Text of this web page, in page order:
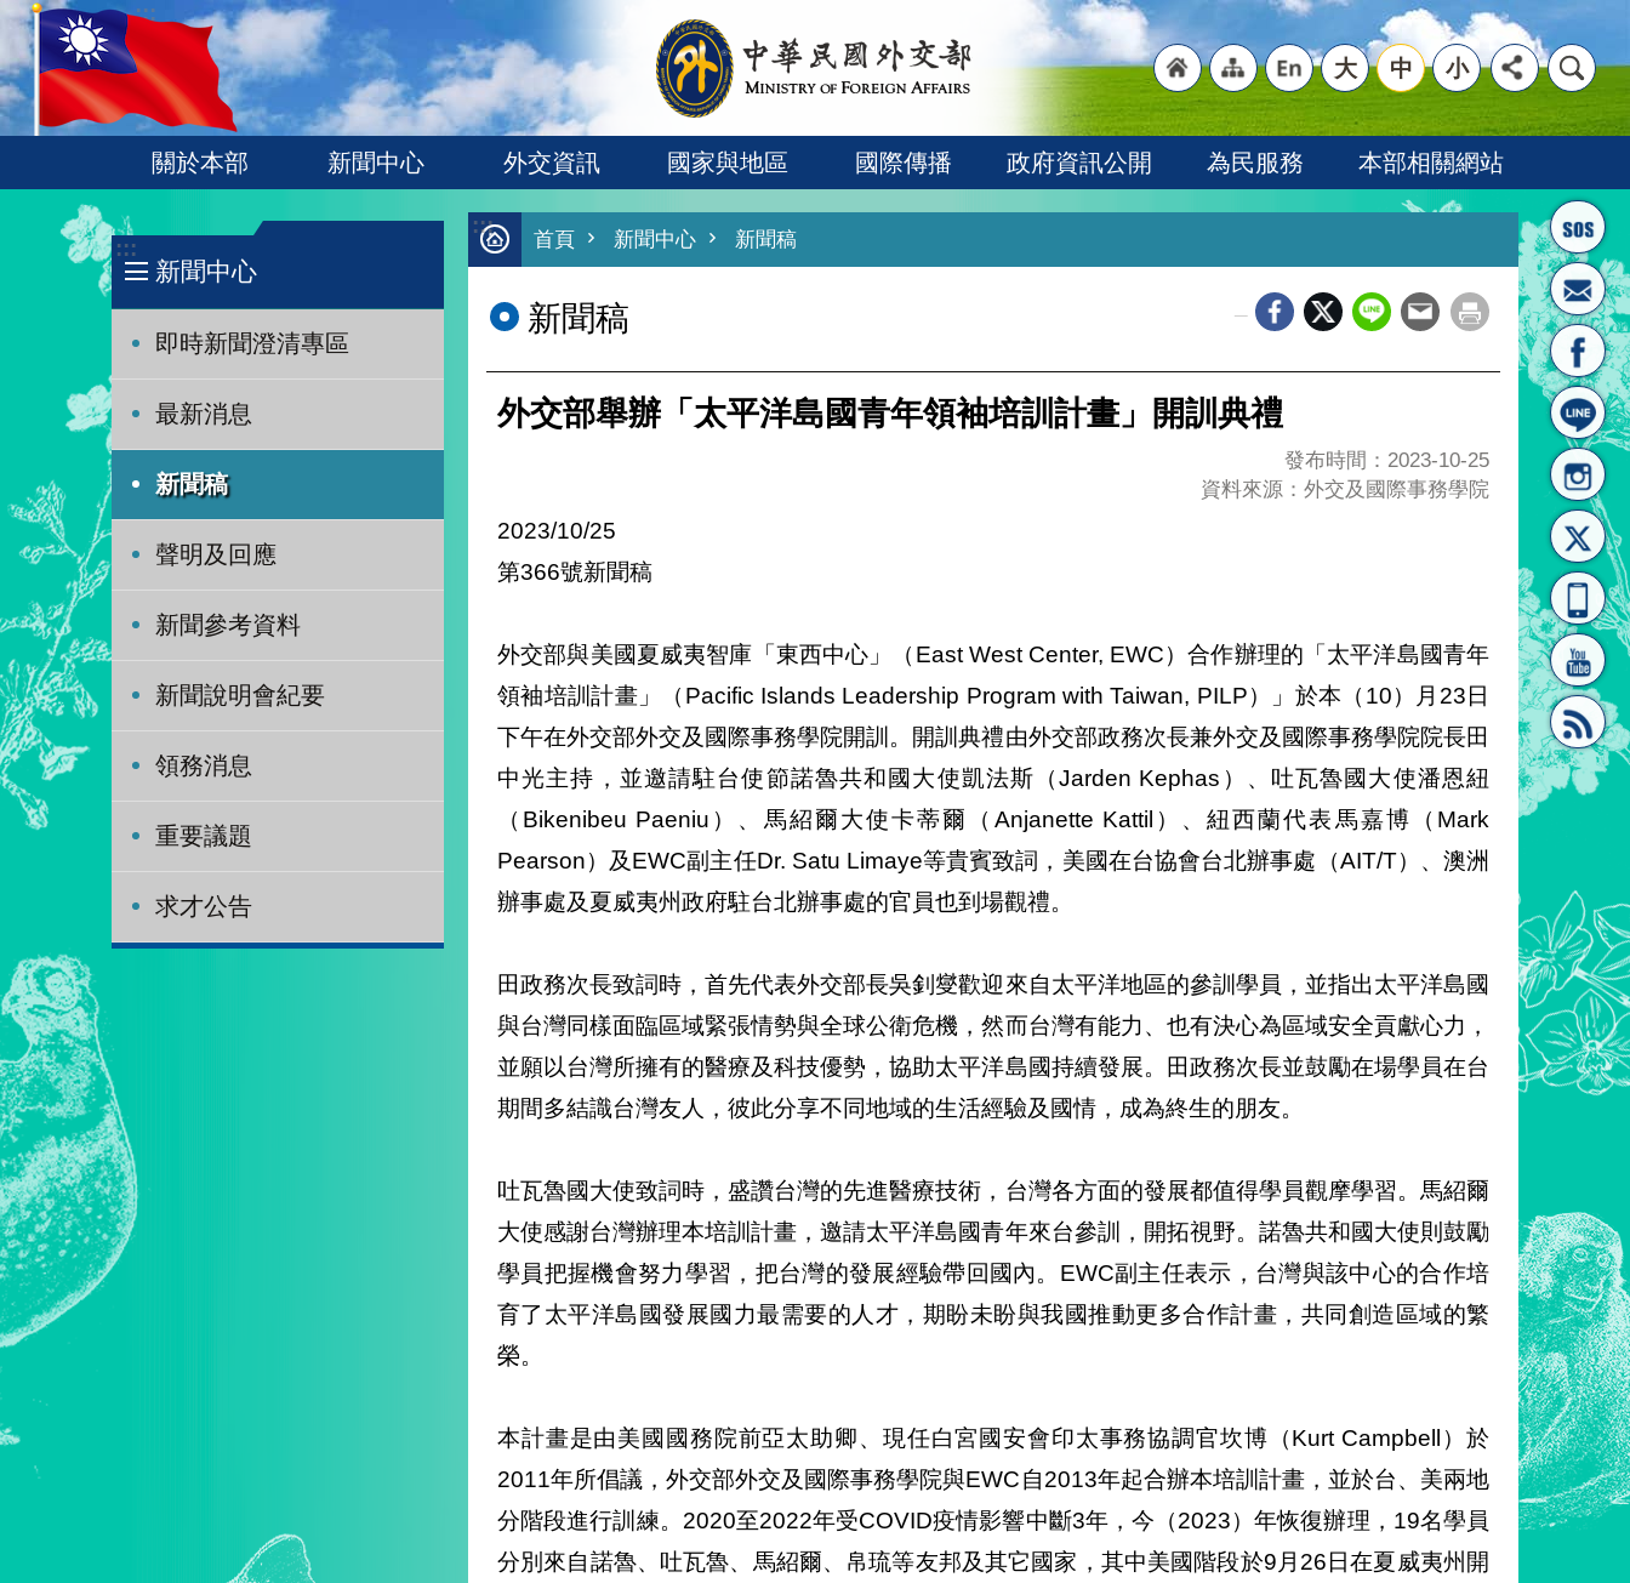
跳到主要內容區塊
:::
首頁
結]"
"網
站導
[連
"英
文語
大 中 小
關於本部 新聞中心 外交資訊 國家與地區 國際傳播 政府資訊公開 為民服務 本部相關網站
:::
新聞中心
即時新聞澄清專區
最新消息
新聞稿
聲明及回應
新聞參考資料
新聞說明會紀要
領務消息
重要議題
求才公告
:::
首頁 新聞中心 新聞稿
新聞稿
外交部舉辦「太平洋島國青年領袖培訓計畫」開訓典禮
發布時間：2023-10-25
資料來源：外交及國際事務學院
2023/10/25
第366號新聞稿
外交部與美國夏威夷智庫「東西中心」（East West Center, EWC）合作辦理的「太平洋島國青年
領袖培訓計畫」（Pacific Islands Leadership Program with Taiwan, PILP）」於本（10）月23日
下午在外交部外交及國際事務學院開訓。開訓典禮由外交部政務次長兼外交及國際事務學院院長田
中光主持，並邀請駐台使節諾魯共和國大使凱法斯（Jarden Kephas）、吐瓦魯國大使潘恩紐
（Bikenibeu Paeniu）、馬紹爾大使卡蒂爾（Anjanette Kattil）、紐西蘭代表馬嘉博（Mark
Pearson）及EWC副主任Dr. Satu Limaye等貴賓致詞，美國在台協會台北辦事處（AIT/T）、澳洲
辦事處及夏威夷州政府駐台北辦事處的官員也到場觀禮。
田政務次長致詞時，首先代表外交部長吳釗燮歡迎來自太平洋地區的參訓學員，並指出太平洋島國
與台灣同樣面臨區域緊張情勢與全球公衛危機，然而台灣有能力、也有決心為區域安全貢獻心力，
並願以台灣所擁有的醫療及科技優勢，協助太平洋島國持續發展。田政務次長並鼓勵在場學員在台
期間多結識台灣友人，彼此分享不同地域的生活經驗及國情，成為終生的朋友。
吐瓦魯國大使致詞時，盛讚台灣的先進醫療技術，台灣各方面的發展都值得學員觀摩學習。馬紹爾
大使感謝台灣辦理本培訓計畫，邀請太平洋島國青年來台參訓，開拓視野。諾魯共和國大使則鼓勵
學員把握機會努力學習，把台灣的發展經驗帶回國內。EWC副主任表示，台灣與該中心的合作培
育了太平洋島國發展國力最需要的人才，期盼未盼與我國推動更多合作計畫，共同創造區域的繁
榮。
本計畫是由美國國務院前亞太助卿、現任白宮國安會印太事務協調官坎博（Kurt Campbell）於
2011年所倡議，外交部外交及國際事務學院與EWC自2013年起合辦本培訓計畫，並於台、美兩地
分階段進行訓練。2020至2022年受COVID疫情影響中斷3年，今（2023）年恢復辦理，19名學員
分別來自諾魯、吐瓦魯、馬紹爾、帛琉等友邦及其它國家，其中美國階段於9月26日在夏威夷州開